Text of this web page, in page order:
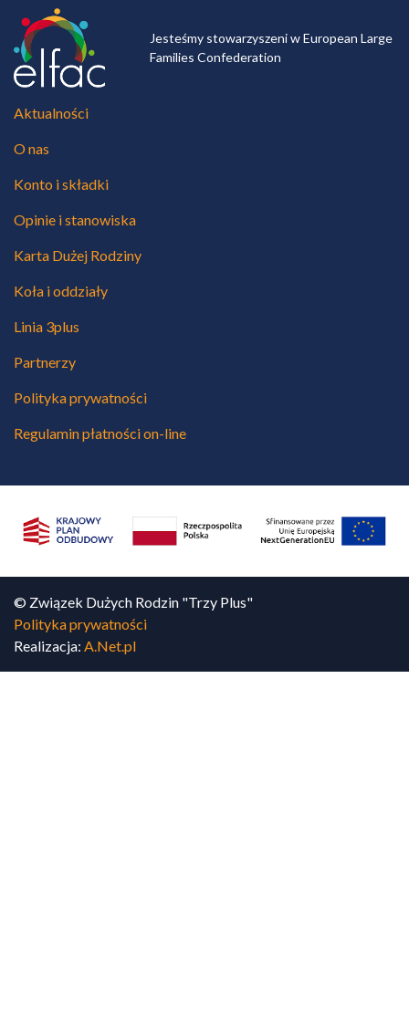
Jesteśmy stowarzyszeni w European Large
Families Confederation
Aktualności
O nas
Konto i składki
Opinie i stanowiska
Karta Dużej Rodziny
Koła i oddziały
Linia 3plus
Partnerzy
Polityka prywatności
Regulamin płatności on-line
© Związek Dużych Rodzin "Trzy Plus"
Polityka prywatności
Realizacja: A.Net.pl